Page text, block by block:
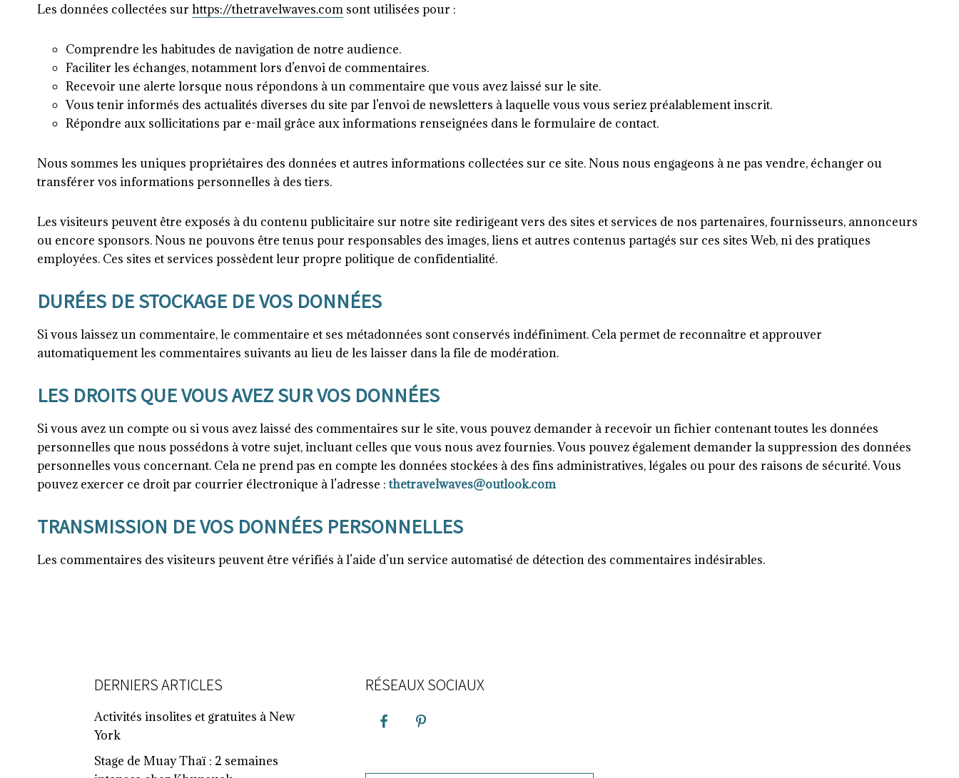
Les données collectées sur https://thetravelwaves.com sont utilisées pour :
Comprendre les habitudes de navigation de notre audience.
Faciliter les échanges, notamment lors d’envoi de commentaires.
Recevoir une alerte lorsque nous répondons à un commentaire que vous avez laissé sur le site.
Vous tenir informés des actualités diverses du site par l’envoi de newsletters à laquelle vous vous seriez préalablement inscrit.
Répondre aux sollicitations par e-mail grâce aux informations renseignées dans le formulaire de contact.
Nous sommes les uniques propriétaires des données et autres informations collectées sur ce site. Nous nous engageons à ne pas vendre, échanger ou
transférer vos informations personnelles à des tiers.
Les visiteurs peuvent être exposés à du contenu publicitaire sur notre site redirigeant vers des sites et services de nos partenaires, fournisseurs, annonceurs
ou encore sponsors. Nous ne pouvons être tenus pour responsables des images, liens et autres contenus partagés sur ces sites Web, ni des pratiques
employées. Ces sites et services possèdent leur propre politique de confidentialité.
DURÉES DE STOCKAGE DE VOS DONNÉES
Si vous laissez un commentaire, le commentaire et ses métadonnées sont conservés indéfiniment. Cela permet de reconnaître et approuver
automatiquement les commentaires suivants au lieu de les laisser dans la file de modération.
LES DROITS QUE VOUS AVEZ SUR VOS DONNÉES
Si vous avez un compte ou si vous avez laissé des commentaires sur le site, vous pouvez demander à recevoir un fichier contenant toutes les données
personnelles que nous possédons à votre sujet, incluant celles que vous nous avez fournies. Vous pouvez également demander la suppression des données
personnelles vous concernant. Cela ne prend pas en compte les données stockées à des fins administratives, légales ou pour des raisons de sécurité. Vous
pouvez exercer ce droit par courrier électronique à l’adresse :thetravelwaves@outlook.com
TRANSMISSION DE VOS DONNÉES PERSONNELLES
Les commentaires des visiteurs peuvent être vérifiés à l’aide d’un service automatisé de détection des commentaires indésirables.
DERNIERS ARTICLES
Activités insolites et gratuites à New
York
Stage de Muay Thaï : 2 semaines
RÉSEAUX SOCIAUX